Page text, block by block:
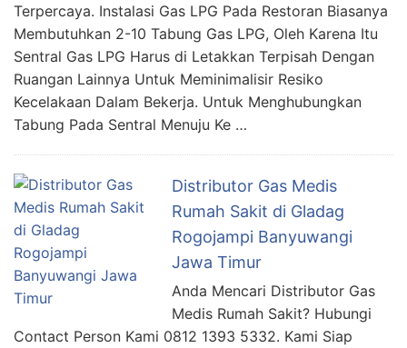
Terpercaya. Instalasi Gas LPG Pada Restoran Biasanya
Membutuhkan 2-10 Tabung Gas LPG, Oleh Karena Itu
Sentral Gas LPG Harus di Letakkan Terpisah Dengan
Ruangan Lainnya Untuk Meminimalisir Resiko
Kecelakaan Dalam Bekerja. Untuk Menghubungkan
Tabung Pada Sentral Menuju Ke …
Distributor Gas Medis
Rumah Sakit di Gladag
Rogojampi Banyuwangi
Jawa Timur
Anda Mencari Distributor Gas
Medis Rumah Sakit? Hubungi
Contact Person Kami 0812 1393 5332. Kami Siap